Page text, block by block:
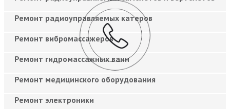
Ремонт радиоуправляемых катеров
Ремонт вибромассажеров
Ремонт гидромассажных ванн
Ремонт медицинского оборудования
Ремонт электроники